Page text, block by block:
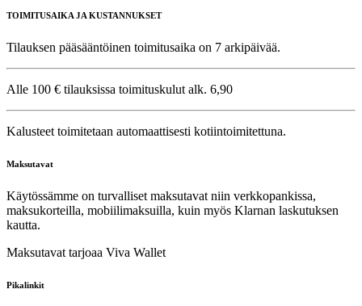
TOIMITUSAIKA JA KUSTANNUKSET
Tilauksen pääsääntöinen toimitusaika on 7 arkipäivää.
Alle 100 € tilauksissa toimituskulut alk. 6,90
Kalusteet toimitetaan automaattisesti kotiintoimitettuna.
Maksutavat
Käytössämme on turvalliset maksutavat niin verkkopankissa,
maksukorteilla, mobiilimaksuilla, kuin myös Klarnan laskutuksen
kautta.
Maksutavat tarjoaa Viva Wallet
Pikalinkit